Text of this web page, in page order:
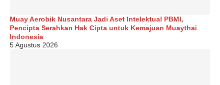
Muay Aerobik Nusantara Jadi Aset Intelektual PBMI,
Pencipta Serahkan Hak Cipta untuk Kemajuan Muaythai
Indonesia
5 Agustus 2026